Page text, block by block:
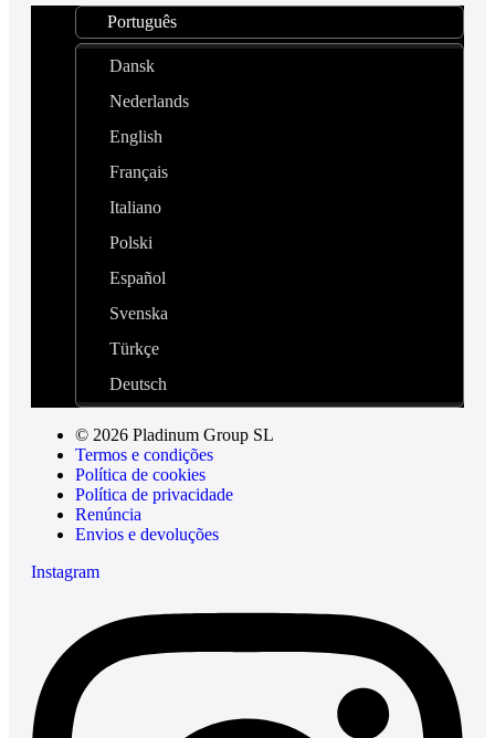
Português
Dansk
Nederlands
English
Français
Italiano
Polski
Español
Svenska
Türkçe
Deutsch
© 2026 Pladinum Group SL
Termos e condições
Política de cookies
Política de privacidade
Renúncia
Envios e devoluções
Instagram